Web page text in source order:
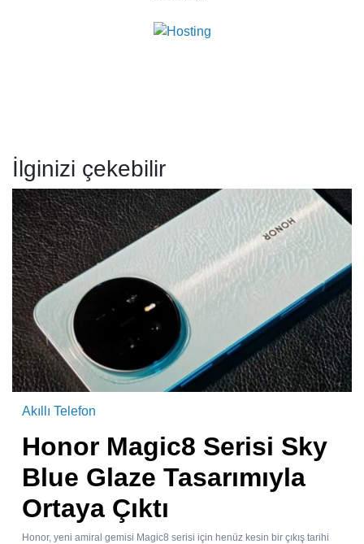
İlginizi çekebilir
Akıllı Telefon
Honor Magic8 Serisi Sky
Blue Glaze Tasarımıyla
Ortaya Çıktı
Honor, yeni amiral gemisi Magic8 serisi için henüz kesin bir çıkış tarihi